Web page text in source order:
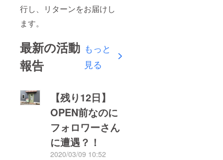
行し、リターンをお届けし
ます。
最新の活動
報告
もっと
見る
【残り12日】
OPEN前なのに
フォロワーさん
に遭遇？！
2020/03/09 10:52